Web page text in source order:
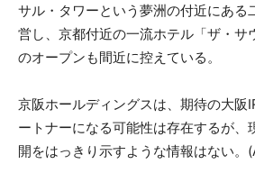
サル・タワーという夢洲の付近にある
営し、京都付近の一流ホテル「ザ・サ
のオープンも間近に控えている。
京阪ホールディングスは、期待の大阪
ートナーになる可能性は存在するが、
開をはっきり示すような情報はない。